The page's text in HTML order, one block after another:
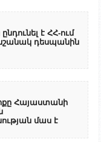
է ՀՀ-ում
դեսպանին
Հայաստանի
մաս է